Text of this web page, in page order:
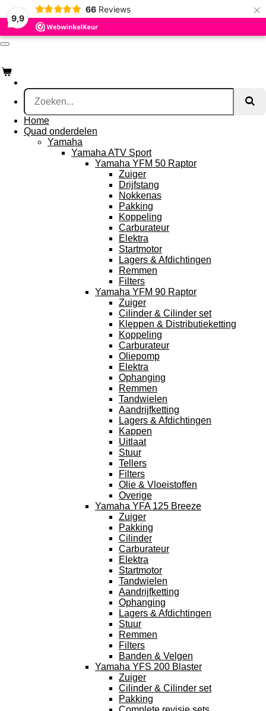
9,9
66 Reviews ×
Ga
direct
naar
de
Home
Quad onderdelen
Yamaha
Yamaha ATV Sport
Yamaha YFM 50 Raptor
Zuiger
Drijfstang
Nokkenas
Pakking
Koppeling
Carburateur
Elektra
Startmotor
Lagers & Afdichtingen
Remmen
Filters
Yamaha YFM 90 Raptor
Zuiger
Cilinder & Cilinder set
Kleppen & Distributieketting
Koppeling
Carburateur
Oliepomp
Elektra
Ophanging
Remmen
Tandwielen
Aandrijfketting
Lagers & Afdichtingen
Kappen
Uitlaat
Stuur
Tellers
Filters
Olie & Vloeistoffen
Overige
Yamaha YFA 125 Breeze
Zuiger
Pakking
Cilinder
Carburateur
Elektra
Startmotor
Tandwielen
Aandrijfketting
Ophanging
Lagers & Afdichtingen
Stuur
Remmen
Filters
Banden & Velgen
Yamaha YFS 200 Blaster
Zuiger
Cilinder & Cilinder set
Pakking